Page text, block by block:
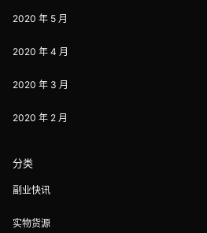
2020 年 5 月
2020 年 4 月
2020 年 3 月
2020 年 2 月
分类
副业快讯
实物货源